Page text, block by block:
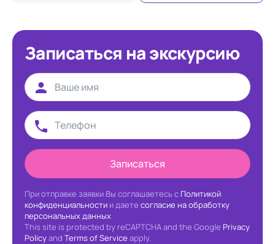
Записаться на экскурсию
Записаться
При отправке заявки Вы соглашаетесь с Политикой
конфиденциальности и даете согласие на обработку
персональных данных
This site is protected by reCAPTCHA and the Google Privacy
Policyand Terms of Service apply.